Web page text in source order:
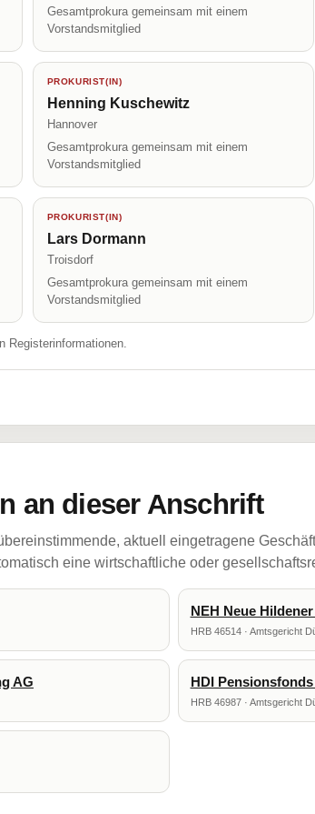
Gesamtprokura gemeinsam mit einem
Vorstandsmitglied
PROKURIST(IN)
Henning Kuschewitz
Hannover
Gesamtprokura gemeinsam mit einem
Vorstandsmitglied
PROKURIST(IN)
Lars Dormann
Troisdorf
Gesamtprokura gemeinsam mit einem
Vorstandsmitglied
Registerinformationen.
an dieser Anschrift
aktuell eingetragene
eine wirtschaftliche oder
NEH Neue
HRB 46514 · Amtsgericht
AG HDI Pensionsfonds
HRB 46987 · Amtsgericht